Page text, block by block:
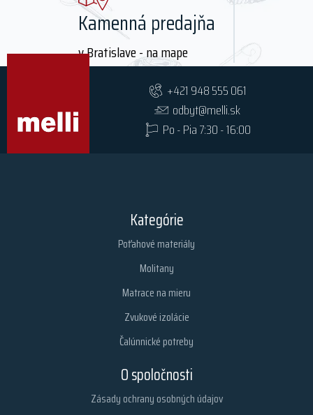
Kamenná predajňa
v Bratislave - na mape
+421 948 555 061
odbyt@melli.sk
Po - Pia 7:30 - 16:00
Kategórie
Poťahové materiály
Molitany
Matrace na mieru
Zvukové izolácie
Čalúnnické potreby
O spoločnosti
Zásady ochrany osobných údajov